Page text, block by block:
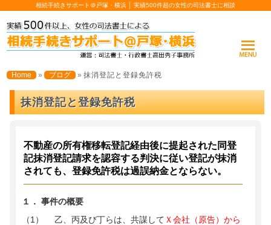
相続手続きサポート＠戸塚・横浜 │ 実績500件超の女性の司法書士に相談
Home » ブログ »抹消登記と登録免許税
抹消登記と登録免許税
不動産の所有権移転登記経由後に提起された同登
記抹消登記請求を認容する判決に従い登記が抹消
されても、登録免許税は過誤納金とならない。
１． 事件の概要
（1） 乙、丙及び丁らは、共謀して Ｘ会社（原告）から